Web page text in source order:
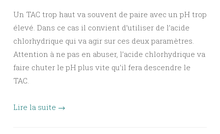
Un TAC trop haut va souvent de paire avec un pH trop
élevé. Dans ce cas il convient d’utiliser de l’acide
chlorhydrique qui va agir sur ces deux paramètres.
Attention à ne pas en abuser, l’acide chlorhydrique va
faire chuter le pH plus vite qu’il fera descendre le
TAC.
Lire la suite →